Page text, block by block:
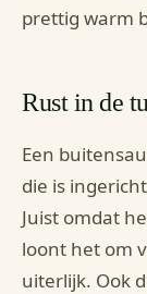
prettig warm
Rust in de
Een
die is
Juist omdat
loont het om
uiterlijk. Ook